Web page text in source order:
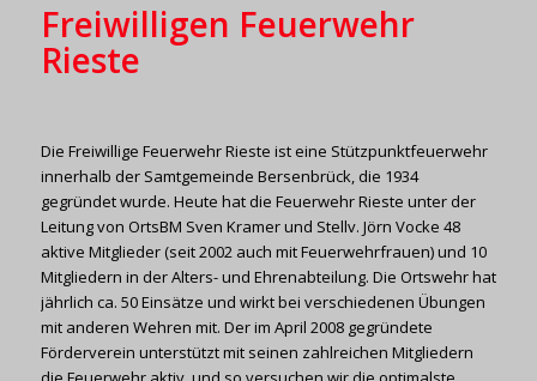
Freiwilligen Feuerwehr
Rieste
Die Freiwillige Feuerwehr Rieste ist eine Stützpunktfeuerwehr
innerhalb der Samtgemeinde Bersenbrück, die 1934
gegründet wurde. Heute hat die Feuerwehr Rieste unter der
Leitung von OrtsBM Sven Kramer und Stellv. Jörn Vocke 48
aktive Mitglieder (seit 2002 auch mit Feuerwehrfrauen) und 10
Mitgliedern in der Alters- und Ehrenabteilung. Die Ortswehr hat
jährlich ca. 50 Einsätze und wirkt bei verschiedenen Übungen
mit anderen Wehren mit. Der im April 2008 gegründete
Förderverein unterstützt mit seinen zahlreichen Mitgliedern